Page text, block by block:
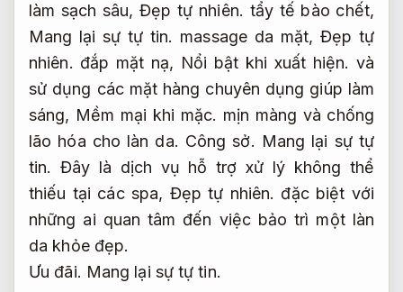
làm sạch sâu,Đẹp tự nhiên. tẩy tế bào chết,
Mang lại sự tự tin. massage da mặt, Đẹp tự
nhiên. đắp mặt nạ, Nổi bật khi xuất hiện. và
sử dụng các mặt hàng chuyên dụng giúp làm
sáng, Mềm mại khi mặc. mịn màng và chống
lão hóa cho làn da. Công sở. Mang lại sự tự
tin. Đây là dịch vụ hỗ trợ xử lý không thể
thiếu tại các spa, Đẹp tự nhiên. đặc biệt với
những ai quan tâm đến việc bảo trì một làn
da khỏe đẹp.
Ưu đãi. Mang lại sự tự tin.